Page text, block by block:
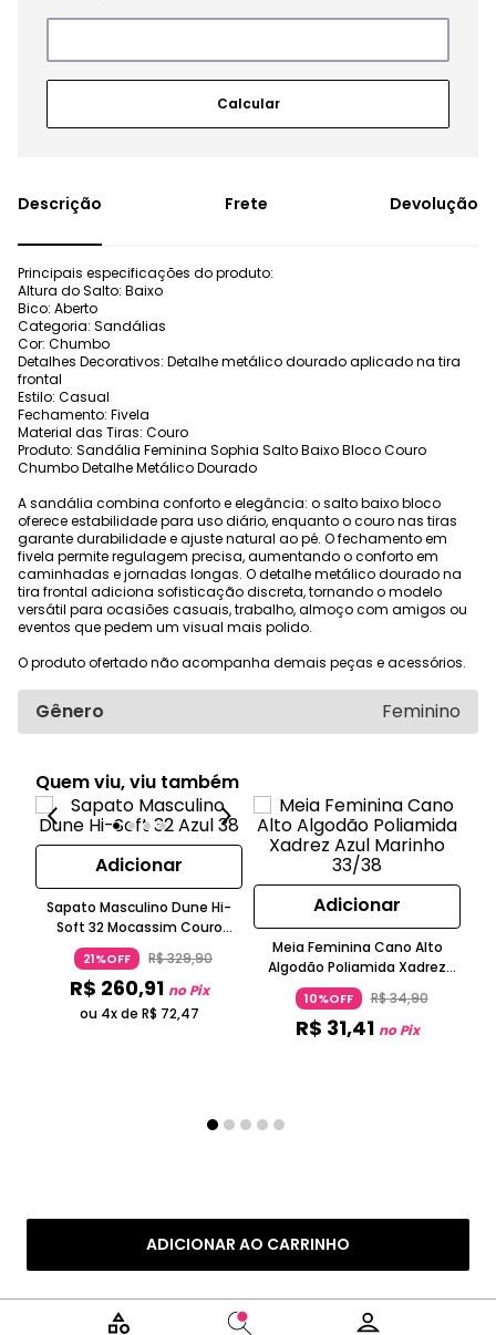
ADICIONAR AO CARRINHO
Frete Devolução
Principais especificações do produto:
Altura do Salto: Baixo
Bico: Aberto
Categoria: Sandálias
Cor: Chumbo
Detalhes Decorativos: Detalhe metálico dourado aplicado na tira
frontal
Estilo: Casual
Fechamento: Fivela
Material das Tiras: Couro
Produto: Sandália Feminina Sophia Salto Baixo Bloco Couro
Chumbo Detalhe Metálico Dourado
A sandália combina conforto e elegância: o salto baixo bloco
oferece estabilidade para uso diário, enquanto o couro nas tiras
garante durabilidade e ajuste natural ao pé. O fechamento em
fivela permite regulagem precisa, aumentando o conforto em
caminhadas e jornadas longas. O detalhe metálico dourado na
tira frontal adiciona sofisticação discreta, tornando o modelo
versátil para ocasiões casuais, trabalho, almoço com amigos ou
eventos que pedem um visual mais polido.
O produto ofertado não acompanha demais peças e acessórios.
Gênero Feminino
Quem viu, viu também
Adicionar
Sapato Masculino Dune Hi-
Soft 32 Mocassim Couro
Fosco Azul Democrata
21%OFF R$329,90
R$ 260,91 no Pix
ou 4x de R$ 72,47
Adicionar
Meia Feminina Cano Alto
Algodão Poliamida Xadrez
Azul Marinho 33/38
10%OFF R$34,90
R$ 31,41 no Pix